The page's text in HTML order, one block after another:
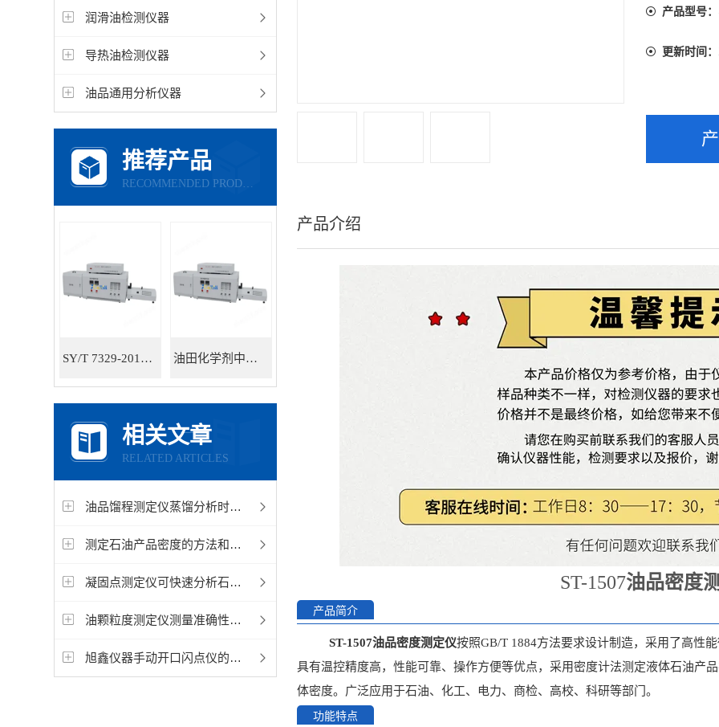
润滑油检测仪器
导热油检测仪器
油品通用分析仪器
推荐产品
RECOMMENDED PRODUCTS
SY/T 7329-2016油田化学剂中有机氯测定仪器 油田化学剂中有机氯含量测定仪
相关文章
RELATED ARTICLES
油品馏程测定仪蒸馏分析时受到哪些因素的影响
测定石油产品密度的方法和注意事项
凝固点测定仪可快速分析石油产品凝点、倾点
油颗粒度测定仪测量准确性怎么确定？
旭鑫仪器手动开口闪点仪的实验过程
产品型号：
更新时间：
产品介绍
ST-1507油品密度
产品简介
ST-1507油品密度测定仪按照GB/T 1884方法要求设计制造，采用了高性
具有温控精度高，性能可靠、操作方便等优点，采用密度计法测定液体石油产
体密度。广泛应用于石油、化工、电力、商检、高校、科研等部门。
功能特点